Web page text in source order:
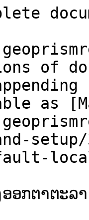
of
as
ຕາຕະລາ